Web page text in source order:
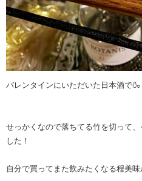
バレンタインにいただいた日本酒で🍶
せっかくなので落ちてる竹を切って
した！
自分で買ってまた飲みたくなる程美味